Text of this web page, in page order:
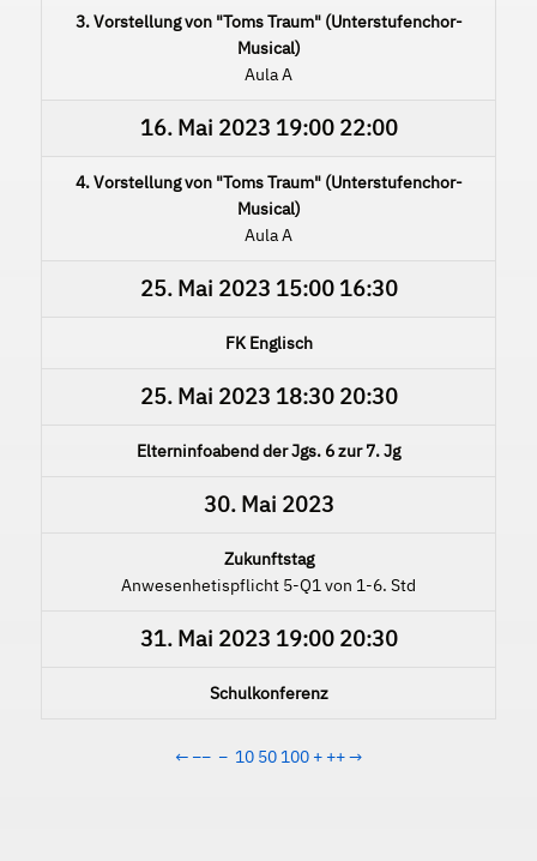
3. Vorstellung von "Toms Traum" (Unterstufenchor-
Musical)
Aula A
16. Mai 2023 19:00 22:00
4. Vorstellung von "Toms Traum" (Unterstufenchor-
Musical)
Aula A
25. Mai 2023 15:00 16:30
FK Englisch
25. Mai 2023 18:30 20:30
Elterninfoabend der Jgs. 6 zur 7. Jg
30. Mai 2023
Zukunftstag
Anwesenhetispflicht 5-Q1 von 1-6. Std
31. Mai 2023 19:00 20:30
Schulkonferenz
← −− − 10 50 100 + ++→